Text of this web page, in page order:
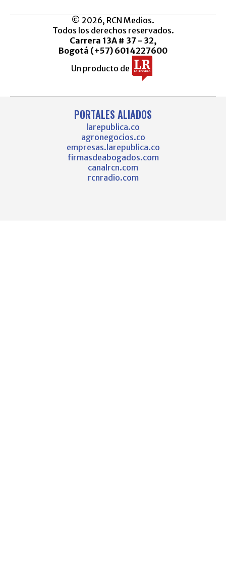
© 2026, RCN Medios.
Todos los derechos reservados.
Carrera 13A # 37 - 32,
Bogotá (+57) 6014227600
Un producto de
PORTALES ALIADOS
larepublica.co
agronegocios.co
empresas.larepublica.co
firmasdeabogados.com
canalrcn.com
rcnradio.com